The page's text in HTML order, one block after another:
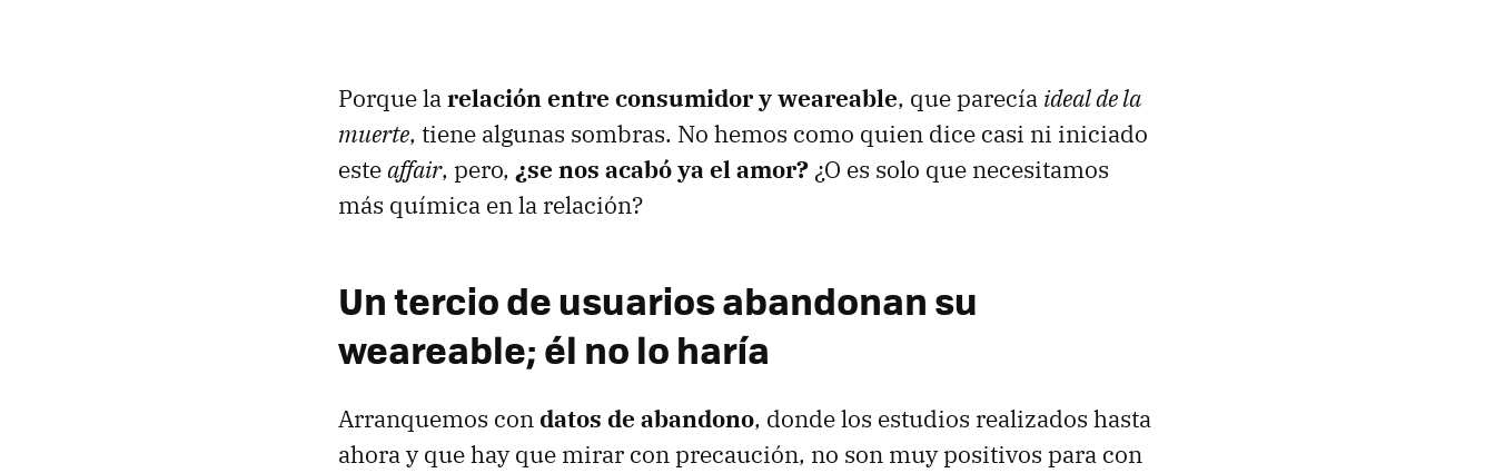
Porque larelación entre consumidor y weareable, que parecía ideal de la
muerte, tiene algunas sombras. No hemos como quien dice casi ni iniciado
esteaffair, pero, ¿se nos acabó ya el amor? ¿O es solo que necesitamos
más química en la relación?
Un tercio de usuarios abandonan su
weareable; él no lo haría
Arranquemos condatos de abandono, donde los estudios realizados hasta
ahora y que hay que mirar con precaución, no son muy positivos para con